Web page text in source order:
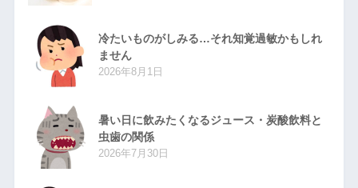
冷たいものがしみる…それ知覚過敏かもしれ
ません
2026年8月1日
暑い日に飲みたくなるジュース・炭酸飲料と
虫歯の関係
2026年7月30日